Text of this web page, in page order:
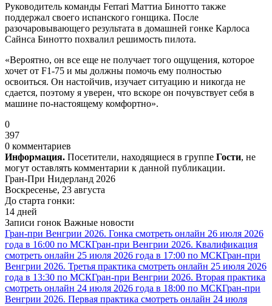
Руководитель команды Ferrari Маттиа Бинотто также
поддержал своего испанского гонщика. После
разочаровывающего результата в домашней гонке Карлоса
Сайнса Бинотто похвалил решимость пилота.
«Вероятно, он все еще не получает того ощущения, которое
хочет от F1-75 и мы должны помочь ему полностью
освоиться. Он настойчив, изучает ситуацию и никогда не
сдается, поэтому я уверен, что вскоре он почувствует себя в
машине по-настоящему комфортно».
0
397
0 комментариев
Информация. Посетители, находящиеся в группе Гости, не
могут оставлять комментарии к данной публикации.
Гран-При Нидерланд 2026
Воскресенье, 23 августа
До старта гонки:
14 дней
Записи гонок Важные новости
Гран-при Венгрии 2026. Гонка смотреть онлайн 26 июля 2026
года в 16:00 по МСКГран-при Венгрии 2026. Квалификация
смотреть онлайн 25 июля 2026 года в 17:00 по МСКГран-при
Венгрии 2026. Третья практика смотреть онлайн 25 июля 2026
года в 13:30 по МСКГран-при Венгрии 2026. Вторая практика
смотреть онлайн 24 июля 2026 года в 18:00 по МСКГран-при
Венгрии 2026. Первая практика смотреть онлайн 24 июля